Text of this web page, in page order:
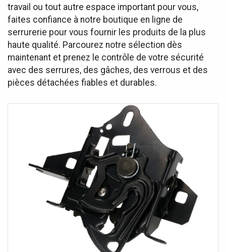
travail ou tout autre espace important pour vous,
faites confiance à notre boutique en ligne de
serrurerie pour vous fournir les produits de la plus
haute qualité. Parcourez notre sélection dès
maintenant et prenez le contrôle de votre sécurité
avec des serrures, des gâches, des verrous et des
pièces détachées fiables et durables.